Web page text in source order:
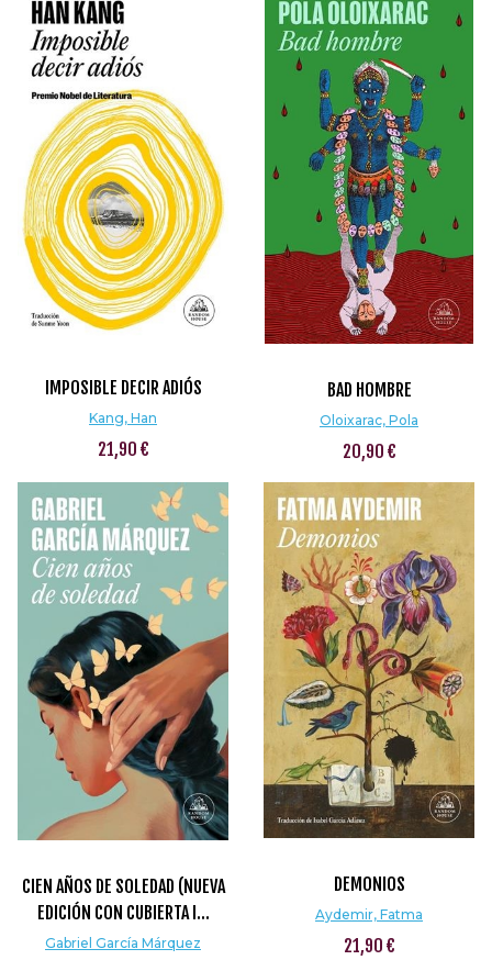
IMPOSIBLE DECIR ADIÓS
Kang, Han
21,90 €
BAD HOMBRE
Oloixarac, Pola
20,90 €
CIEN AÑOS DE SOLEDAD (NUEVA
EDICIÓN CON CUBIERTA I...
Gabriel García Márquez
DEMONIOS
Aydemir, Fatma
21,90 €